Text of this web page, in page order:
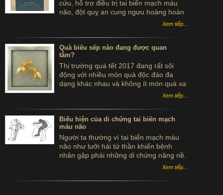
cứu, hỗ trợ điều trị tai biến mạch máu
não, đột quỵ an cung ngưu hoàng hoàn
hộp gỗ màu xanh bắc kinh đồng nhân
Xem tiếp...
Quà biếu sếp nào đang được quan
tâm?
Thị trường quà tết 2017 đang rất sôi
động với nhiều món quà độc đáo đa
dạng khác nhau và không ít món quà xa
xỉ ra mắt...Vậy đâu là món quà biếu Sếp
Xem tiếp...
Biểu hiện của di chứng tai biến mạch
máu não
Người ta thường ví tai biến mạch máu
não như lưỡi hái tử thần khiến bệnh
nhân gặp phải những di chứng nặng nề.
Tuy nhiên, nếu nhận biết sớm những
não và cấp cứu kịp thời sẽ tránh được
Xem tiếp...